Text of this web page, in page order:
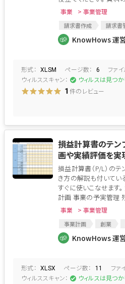
事業 > 事業管理
請求書作成 請求書
KnowHows 運
形式： XLSM ページ数： 6 ファ
ウィルススキャン： ウィルスは見つ
1 件のレビュー
損益計算書のテ
画や実績評価を実
損益計算書（P/L）のテ
き方の解説も付いてい
すぐに使いこなせます
計画 事業の予実管理
事業 > 事業管理
事業計画 創業
資金調達
損益計算
KnowHows 運
形式： XLSX ページ数： 11 ファ
ウィルススキャン： ウィルスは見つ